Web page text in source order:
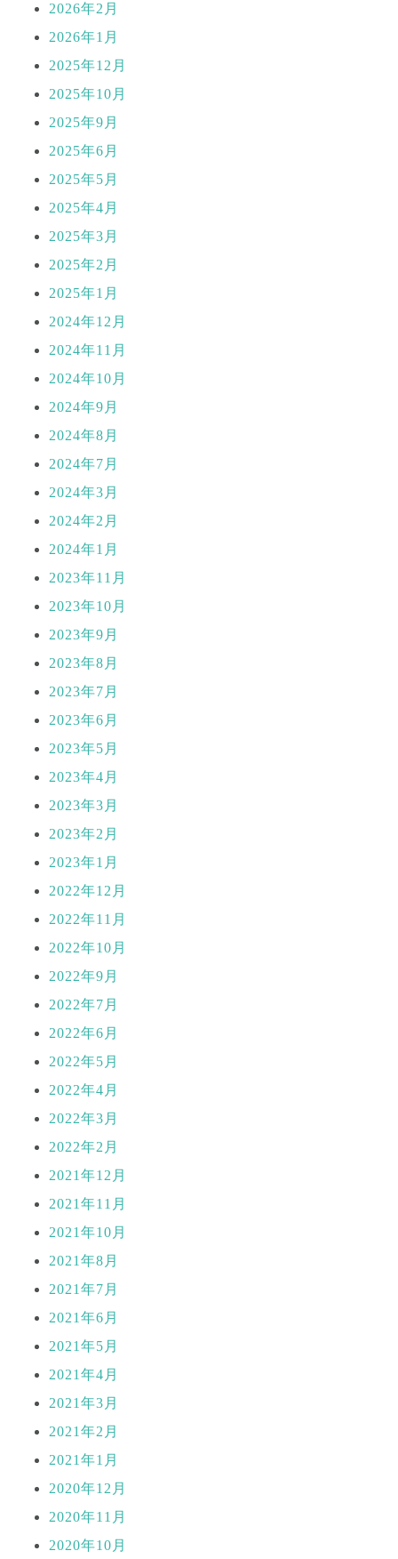
2026年2月
2026年1月
2025年12月
2025年10月
2025年9月
2025年6月
2025年5月
2025年4月
2025年3月
2025年2月
2025年1月
2024年12月
2024年11月
2024年10月
2024年9月
2024年8月
2024年7月
2024年3月
2024年2月
2024年1月
2023年11月
2023年10月
2023年9月
2023年8月
2023年7月
2023年6月
2023年5月
2023年4月
2023年3月
2023年2月
2023年1月
2022年12月
2022年11月
2022年10月
2022年9月
2022年7月
2022年6月
2022年5月
2022年4月
2022年3月
2022年2月
2021年12月
2021年11月
2021年10月
2021年8月
2021年7月
2021年6月
2021年5月
2021年4月
2021年3月
2021年2月
2021年1月
2020年12月
2020年11月
2020年10月